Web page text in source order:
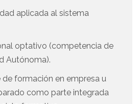
aplicada al sistema
optativo (competencia de
Autónoma).
de formación en empresa u
como parte integrada